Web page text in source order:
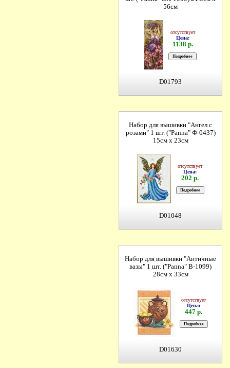
56см
отсутствует
Цена:
1138 р.
D01793
Набор для вышивки "Ангел с
розами" 1 шт. ("Panna" Ф-0437)
15см х 23см
отсутствует
Цена:
202 р.
D01048
Набор для вышивки "Античные
вазы" 1 шт. ("Panna" В-1099)
28см х 33см
отсутствует
Цена:
447 р.
D01630